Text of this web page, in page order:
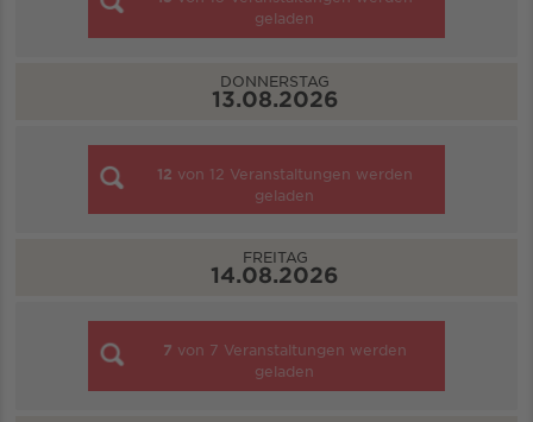
geladen
DONNERSTAG
13.08.2026
12 von 12 Veranstaltungen werden
geladen
FREITAG
14.08.2026
7 von 7 Veranstaltungen werden
geladen